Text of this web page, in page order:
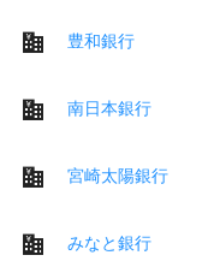
豊和銀行
南日本銀行
宮崎太陽銀行
みなと銀行